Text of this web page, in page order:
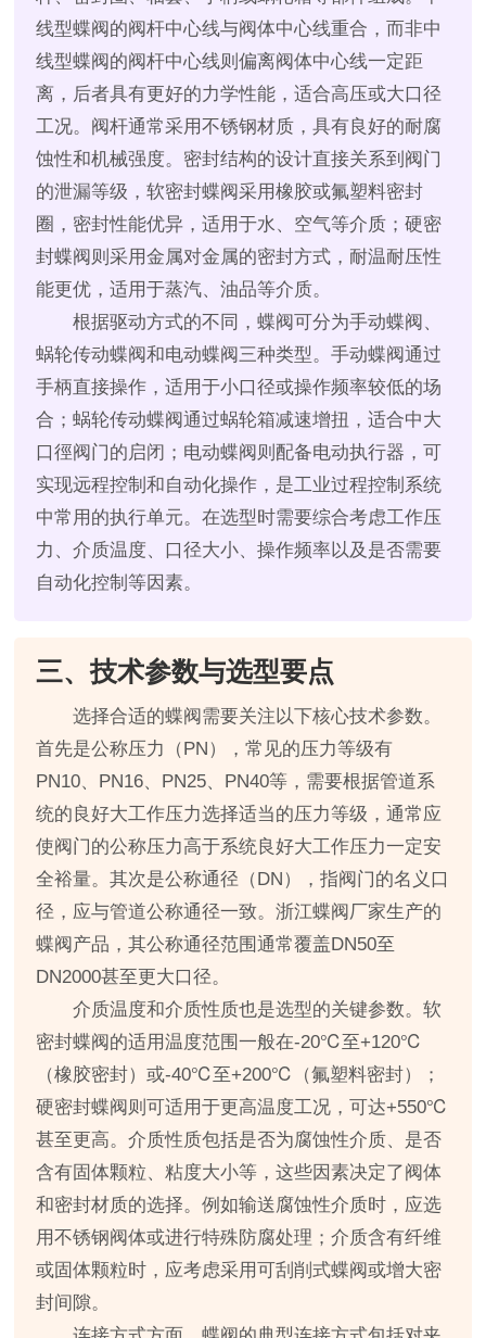
线型蝶阀的阀杆中心线与阀体中心线重合，而非中
线型蝶阀的阀杆中心线则偏离阀体中心线一定距
离，后者具有更好的力学性能，适合高压或大口径
工况。阀杆通常采用不锈钢材质，具有良好的耐腐
蚀性和机械强度。密封结构的设计直接关系到阀门
的泄漏等级，软密封蝶阀采用橡胶或氟塑料密封
圈，密封性能优异，适用于水、空气等介质；硬密
封蝶阀则采用金属对金属的密封方式，耐温耐压性
能更优，适用于蒸汽、油品等介质。
根据驱动方式的不同，蝶阀可分为手动蝶阀、
蜗轮传动蝶阀和电动蝶阀三种类型。手动蝶阀通过
手柄直接操作，适用于小口径或操作频率较低的场
合；蜗轮传动蝶阀通过蜗轮箱减速增扭，适合中大
口徑阀门的启闭；电动蝶阀则配备电动执行器，可
实现远程控制和自动化操作，是工业过程控制系统
中常用的执行单元。在选型时需要综合考虑工作压
力、介质温度、口径大小、操作频率以及是否需要
自动化控制等因素。
三、技术参数与选型要点
选择合适的蝶阀需要关注以下核心技术参数。
首先是公称压力（PN），常见的压力等级有
PN10、PN16、PN25、PN40等，需要根据管道系
统的良好大工作压力选择适当的压力等级，通常应
使阀门的公称压力高于系统良好大工作压力一定安
全裕量。其次是公称通径（DN），指阀门的名义口
径，应与管道公称通径一致。浙江蝶阀厂家生产的
蝶阀产品，其公称通径范围通常覆盖DN50至
DN2000甚至更大口径。
介质温度和介质性质也是选型的关键参数。软
密封蝶阀的适用温度范围一般在-20℃至+120℃
（橡胶密封）或-40℃至+200℃（氟塑料密封）；
硬密封蝶阀则可适用于更高温度工况，可达+550℃
甚至更高。介质性质包括是否为腐蚀性介质、是否
含有固体颗粒、粘度大小等，这些因素决定了阀体
和密封材质的选择。例如输送腐蚀性介质时，应选
用不锈钢阀体或进行特殊防腐处理；介质含有纤维
或固体颗粒时，应考虑采用可刮削式蝶阀或增大密
封间隙。